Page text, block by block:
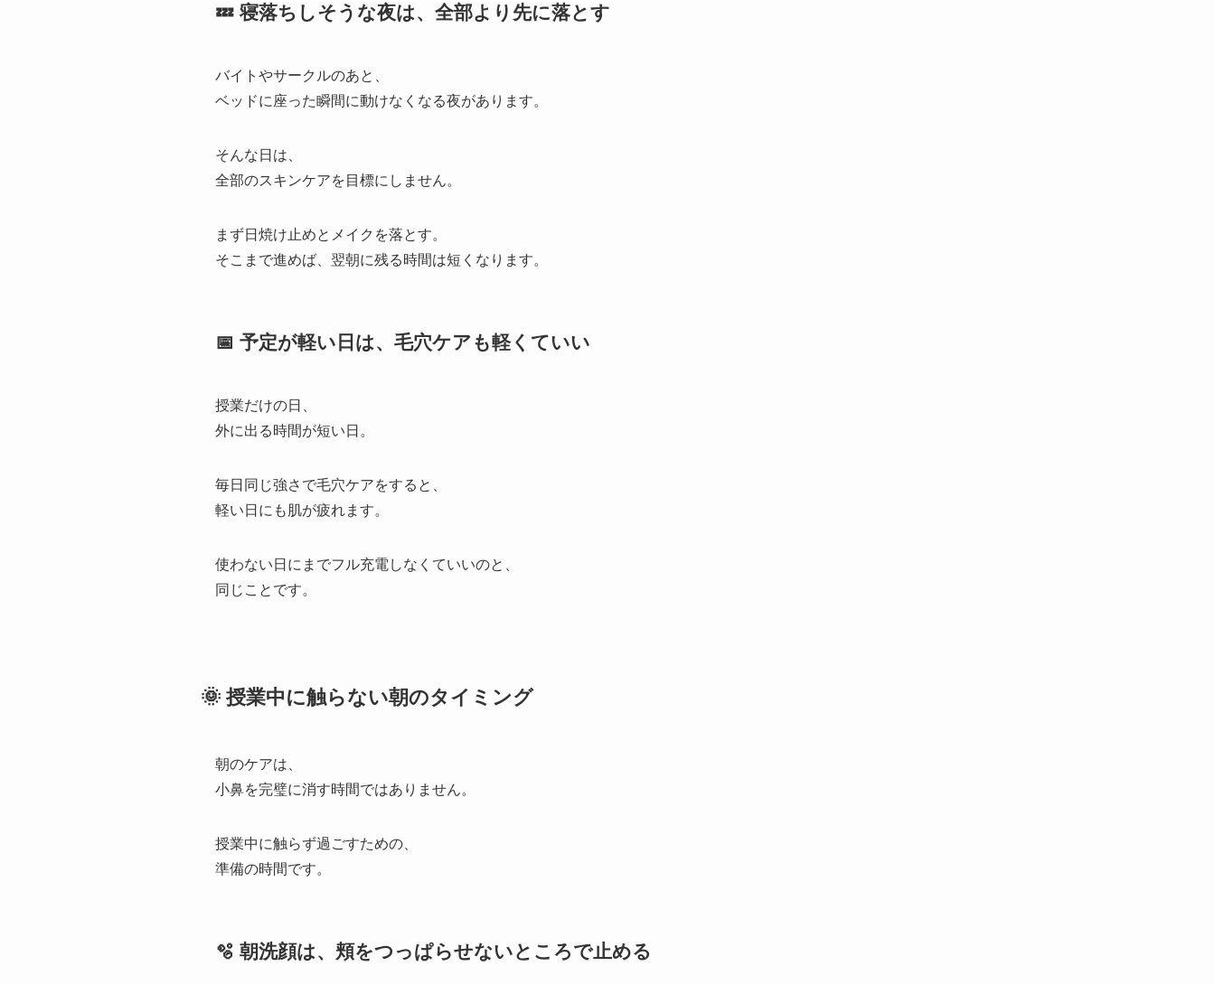
💤 寝落ちしそうな夜は、全部より先に落とす
バイトやサークルのあと、
ベッドに座った瞬間に動けなくなる夜があります。
そんな日は、
全部のスキンケアを目標にしません。
まず日焼け止めとメイクを落とす。
そこまで進めば、翌朝に残る時間は短くなります。
📅 予定が軽い日は、毛穴ケアも軽くていい
授業だけの日、
外に出る時間が短い日。
毎日同じ強さで毛穴ケアをすると、
軽い日にも肌が疲れます。
使わない日にまでフル充電しなくていいのと、
同じことです。
🌞 授業中に触らない朝のタイミング
朝のケアは、
小鼻を完璧に消す時間ではありません。
授業中に触らず過ごすための、
準備の時間です。
🫧 朝洗顔は、頬をつっぱらせないところで止める